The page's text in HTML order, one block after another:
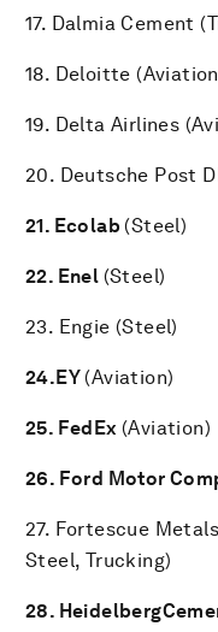
17. Dalmia Cement
18. Deloitte
19. Delta Airlines
20. Deutsche Post
21. Ecolab (Steel)
22. Enel (Steel)
23. Engie (Steel)
24.EY (Aviation)
25. FedEx (Aviation)
26. Ford Motor
27. Fortescue
Steel, Trucking)
28.